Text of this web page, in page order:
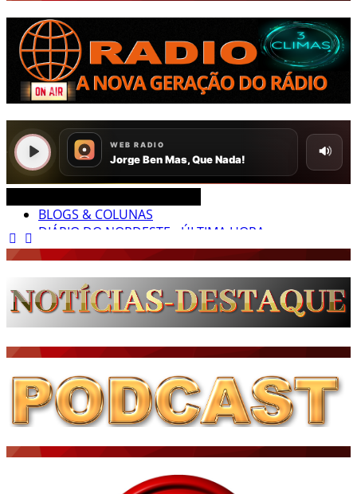
DIÁRIO DO NORDESTE - ÚLTIMA HORA
PODCAST - PONTO DE VISTA
BRASIL DE FATO - ÚLTIMAS NOTÍCIAS
NOTÍCIAS DESTAQUE DO DIA
BRASIL NOTÍCIAS
ÚLTIMAS NOTÍCIAS
NOTÍCIAS TAMBÉM NA TELA
O MUNDO É NOTÍCIA
CN7
JORNAL DO BRASIL
CNN BRASIL
CBN GLOBO
RÁDIO AGÊNCIA
NOTÍCIAS AO MINUTO
ACONTECEU...VIROU MANCHETE!